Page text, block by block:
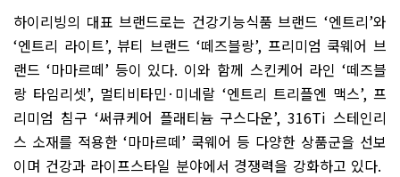
하이리빙의 대표 브랜드로는 건강기능식품 브랜드 ‘엔트리’와
‘엔트리 라이트’,뷰티 브랜드 ‘떼즈블랑’, 프리미엄 쿡웨어 브
랜드 ‘마마르떼’ 등이 있다. 이와 함께 스킨케어 라인 ‘떼즈블
랑 타임리셋’, 멀티비타민 · 미네랄 ‘엔트리 트리플엔 맥스’,프
리미엄 침구 ‘써큐케어 플래티늄 구스다운’, 316Ti스테인리
스 소재를 적용한 ‘마마르떼’ 쿡웨어 등 다양한 상품군을 선보
이며 건강과 라이프스타일 분야에서 경쟁력을 강화하고 있다.